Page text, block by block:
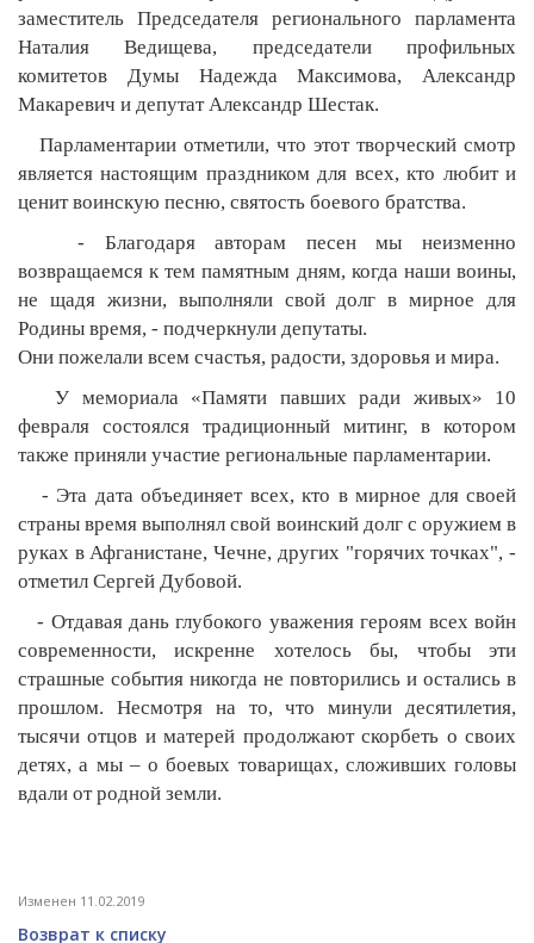
заместитель Председателя регионального парламента
Наталия Ведищева, председатели профильных
комитетов Думы Надежда Максимова, Александр
Макаревич и депутат Александр Шестак.
Парламентарии отметили, что этот творческий смотр
является настоящим праздником для всех, кто любит и
ценит воинскую песню, святость боевого братства.
- Благодаря авторам песен мы неизменно
возвращаемся к тем памятным дням, когда наши воины,
не щадя жизни, выполняли свой долг в мирное для
Родины время, - подчеркнули депутаты.
Они пожелали всем счастья, радости, здоровья и мира.
У мемориала «Памяти павших ради живых» 10
февраля состоялся традиционный митинг, в котором
также приняли участие региональные парламентарии.
- Эта дата объединяет всех, кто в мирное для своей
страны время выполнял свой воинский долг с оружием в
руках в Афганистане, Чечне, других "горячих точках", -
отметил Сергей Дубовой.
- Отдавая дань глубокого уважения героям всех войн
современности, искренне хотелось бы, чтобы эти
страшные события никогда не повторились и остались в
прошлом. Несмотря на то, что минули десятилетия,
тысячи отцов и матерей продолжают скорбеть о своих
детях, а мы – о боевых товарищах, сложивших головы
вдали от родной земли.
Изменен 11.02.2019
Возврат к списку